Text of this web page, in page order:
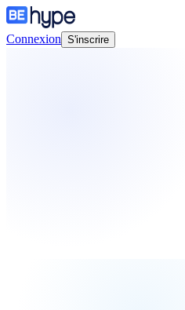
Connexion S'inscrire